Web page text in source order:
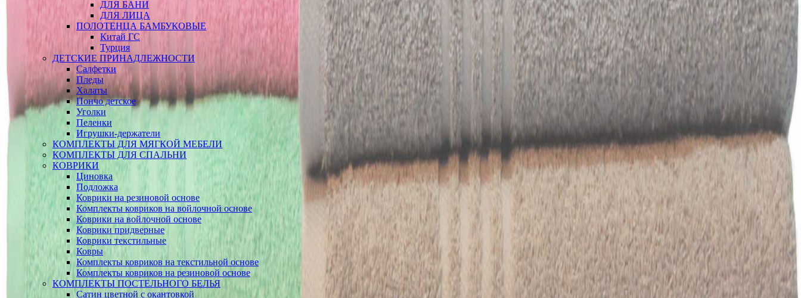
ДЛЯ БАНИ
ДЛЯ ЛИЦА
ПОЛОТЕНЦА БАМБУКОВЫЕ
Китай ГС
Турция
ДЕТСКИЕ ПРИНАДЛЕЖНОСТИ
Салфетки
Пледы
Халаты
Пончо детское
Уголки
Пеленки
Игрушки-держатели
КОМПЛЕКТЫ ДЛЯ МЯГКОЙ МЕБЕЛИ
КОМПЛЕКТЫ ДЛЯ СПАЛЬНИ
КОВРИКИ
Циновка
Подложка
Коврики на резиновой основе
Комплекты ковриков на войлочной основе
Коврики на войлочной основе
Коврики придверные
Коврики текстильные
Ковры
Комплекты ковриков на текстильной основе
Комплекты ковриков на резиновой основе
КОМПЛЕКТЫ ПОСТЕЛЬНОГО БЕЛЬЯ
Сатин цветной с окантовкой